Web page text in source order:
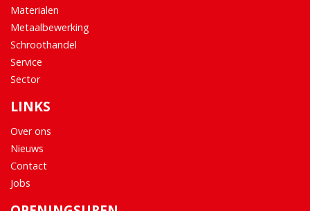
Materialen
Metaalbewerking
Schroothandel
Service
Sector
LINKS
Over ons
Nieuws
Contact
Jobs